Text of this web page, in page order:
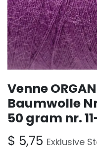
Venne
Baumwolle
50 gram nr.
$ 5,75 Exklusive